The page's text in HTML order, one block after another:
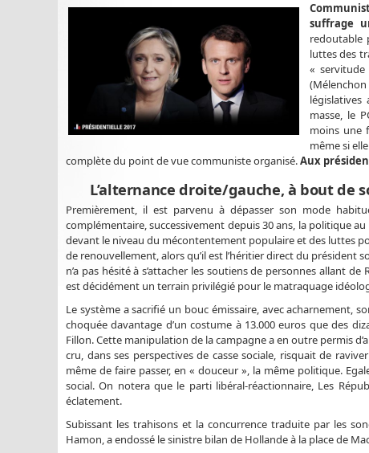
suffrage
redoutable
luttes des
«
législatives
masse, le
moins une
même si
complète du point de vue communiste organisé.Aux
L’alternance droite/gauche, à bout de
Premièrement, il est parvenu à dépasser son mode
complémentaire, successivement depuis 30 ans, la politique
devant le niveau du mécontentement populaire et des luttes
de renouvellement, alors qu’il est l’héritier direct du président
n’a pas hésité à s’attacher les soutiens de personnes allant
est décidément un terrain privilégié pour le matraquage
Le système a sacrifié un bouc émissaire, avec acharnement,
choquée davantage d’un costume à 13.000 euros que des
Fillon. Cette manipulation de la campagne a en outre permis
cru, dans ses perspectives de casse sociale, risquait de
même de faire passer, en « douceur », la même politique.
social. On notera que le parti libéral-réactionnaire, Les
éclatement.
Subissant les trahisons et la concurrence traduite par les
Hamon, a endossé le sinistre bilan de Hollande à la place de